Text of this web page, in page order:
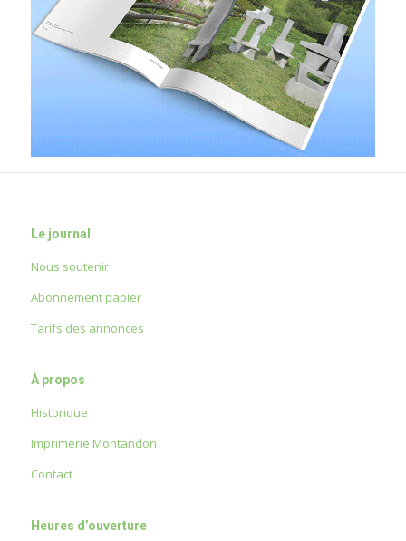
Le journal
Nous soutenir
Abonnement papier
Tarifs des annonces
À propos
Historique
Imprimerie Montandon
Contact
Heures d’ouverture